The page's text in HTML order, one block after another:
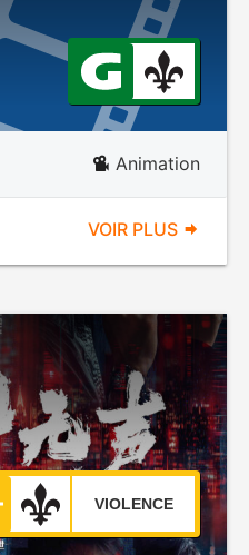
Animation
VOIR PLUS
VIOLENCE